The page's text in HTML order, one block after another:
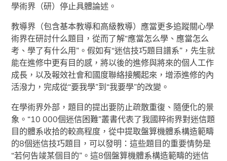
學術界（研）停止具體論述。
教導界（包含基本教導和高級教導）應當更多追蹤關心學
術界在研討什么題目，從而了解“應當怎么學、應當怎么
考、學了有什么用”。假如有“迷信技巧題目譜系”，先生就
能在進修中更有目的感，將以後的進修與將來的個人工作
成長，以及報效社會和國度聯絡接觸起來，增添進修的內
活潑力，完成從“要我學”到“我要學”的改變。
在學術界外部，題目的提出要防止疏散重復、隨便化的景
象。“10 000個迷信困難”叢書代表了我國粹術界對迷信題
目的體系收拾的較高程度，從中提取盤算機體系構造範疇
的8個迷信技巧題目，可以發明：這些題目的重要情勢是
“若何告竣某個目的”。這8個盤算機體系構造範疇的迷信